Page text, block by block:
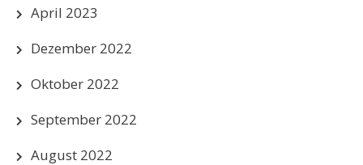
April 2023
Dezember 2022
Oktober 2022
September 2022
August 2022